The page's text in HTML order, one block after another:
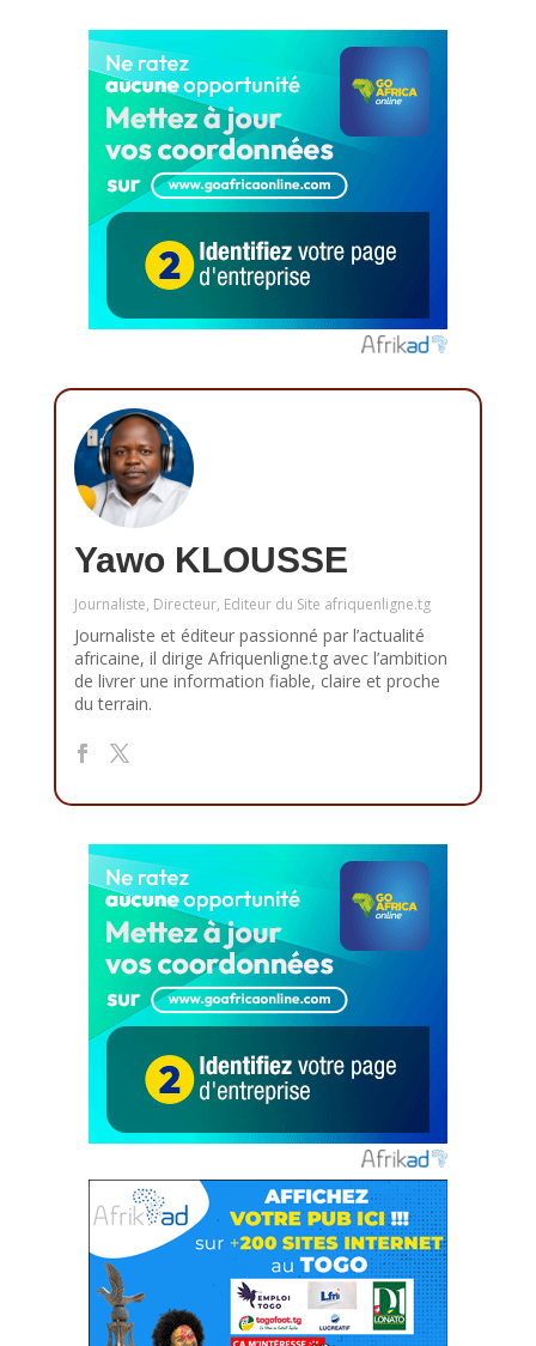
Yawo KLOUSSE
Journaliste, Directeur, Editeur du Site afriquenligne.tg
Journaliste et éditeur passionné par l’actualité
africaine, il dirige Afriquenligne.tg avec l’ambition
de livrer une information fiable, claire et proche
du terrain.